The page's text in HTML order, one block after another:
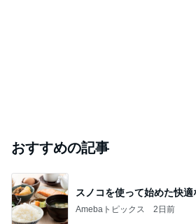
おすすめの記事
スノコを使って始めた快適
Amebaトピックス 2日前